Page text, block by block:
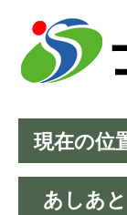
現在の位
あしあと